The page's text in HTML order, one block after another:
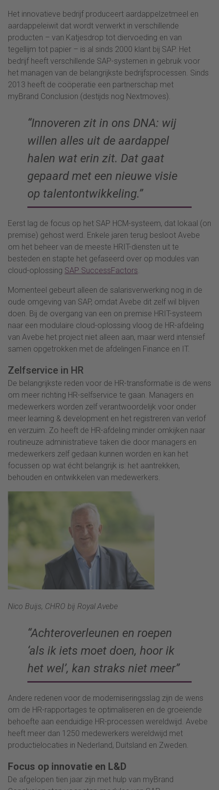
Het innovatieve bedrijf produceert aardappelzetmeel en
aardappeleiwit dat wordt verwerkt in verschillende
producten – van Katjesdrop tot diervoeding en van
tegellijm tot papier – is al sinds 2000 klant bij SAP. Het
bedrijf heeft verschillende SAP-systemen in gebruik voor
het managen van de belangrijkste bedrijfsprocessen. Sinds
2013 heeft de coöperatie een partnerschap met
myBrand Conclusion (destijds nog Nextmoves).
“Innoveren zit in ons DNA: wij
willen alles uit de aardappel
halen wat erin zit. Dat gaat
gepaard met een nieuwe visie
op talentontwikkeling.”
Eerst lag de focus op het SAP HCM-systeem, dat lokaal (on
premise) gehost werd. Enkele jaren terug besloot Avebe
om het beheer van de meeste HRIT-diensten uit te
besteden en stapte het gefaseerd over op modules van
cloud-oplossing SAP SuccessFactors.
Momenteel gebeurt alleen de salarisverwerking nog in de
oude omgeving van SAP, omdat Avebe dit zelf wil blijven
doen. Bij de overgang van een on premise HRIT-systeem
naar een modulaire cloud-oplossing vloog de HR-afdeling
van Avebe het project niet alleen aan, maar werd intensief
samen opgetrokken met de afdelingen Finance en IT.
Zelfservice in HR
De belangrijkste reden voor de HR-transformatie is de wens
om meer richting HR-selfservice te gaan. Managers en
medewerkers worden zelf verantwoordelijk voor onder
meer learning & development en het registreren van verlof
en verzuim. Zo heeft de HR-afdeling minder omkijken naar
routineuze administratieve taken die door managers en
medewerkers zelf gedaan kunnen worden en kan het
focussen op wat écht belangrijk is: het aantrekken,
behouden en ontwikkelen van medewerkers.
Nico Buijs, CHRO bij Royal Avebe
“Achteroverleunen en roepen
‘als ik iets moet doen, hoor ik
het wel’, kan straks niet meer”
Andere redenen voor de moderniseringsslag zijn de wens
om de HR-rapportages te optimaliseren en de groeiende
behoefte aan eenduidige HR-processen wereldwijd. Avebe
heeft meer dan 1250 medewerkers wereldwijd met
productielocaties in Nederland, Duitsland en Zweden.
Focus op innovatie en L&D
De afgelopen tien jaar zijn met hulp van myBrand